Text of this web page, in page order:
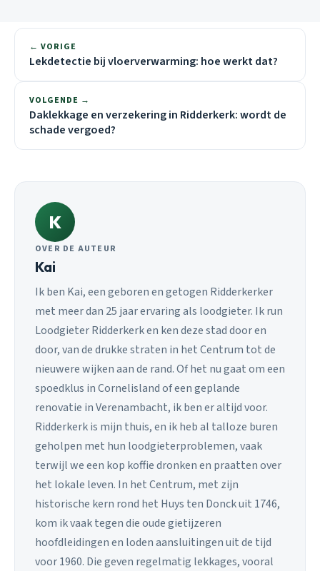
← VORIGE
Lekdetectie bij vloerverwarming: hoe werkt dat?
VOLGENDE →
Daklekkage en verzekering in Ridderkerk: wordt de
schade vergoed?
K
OVER DE AUTEUR
Kai
Ik ben Kai, een geboren en getogen Ridderkerker
met meer dan 25 jaar ervaring als loodgieter. Ik run
Loodgieter Ridderkerk en ken deze stad door en
door, van de drukke straten in het Centrum tot de
nieuwere wijken aan de rand. Of het nu gaat om een
spoedklus in Cornelisland of een geplande
renovatie in Verenambacht, ik ben er altijd voor.
Ridderkerk is mijn thuis, en ik heb al talloze buren
geholpen met hun loodgieterproblemen, vaak
terwijl we een kop koffie dronken en praatten over
het lokale leven. In het Centrum, met zijn
historische kern rond het Huys ten Donck uit 1746,
kom ik vaak tegen die oude gietijzeren
hoofdleidingen en loden aansluitingen uit de tijd
voor 1960. Die geven regelmatig lekkages, vooral